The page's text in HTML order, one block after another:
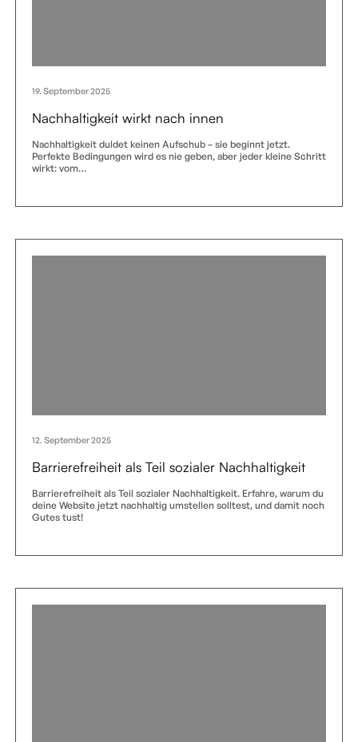
19. September 2025
Nachhaltigkeit wirkt nach innen
Nachhaltigkeit duldet keinen Aufschub – sie beginnt jetzt.
Perfekte Bedingungen wird es nie geben, aber jeder kleine Schritt
wirkt: vom…
12. September 2025
Barrierefreiheit als Teil sozialer Nachhaltigkeit
Barrierefreiheit als Teil sozialer Nachhaltigkeit. Erfahre, warum du
deine Website jetzt nachhaltig umstellen solltest, und damit noch
Gutes tust!